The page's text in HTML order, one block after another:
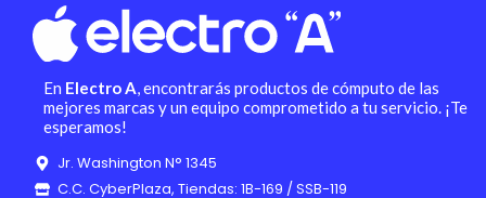
En Electro A, encontrarás productos de cómputo de las
mejores marcas y un equipo comprometido a tu servicio. ¡Te
esperamos!
Jr. Washington N° 1345
C.C. CyberPlaza, Tiendas: 1B-169 / SSB-119